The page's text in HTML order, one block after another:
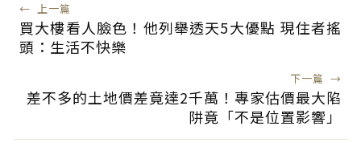
← 上一篇
買大樓看人臉色！他列舉透天5大優點 現住者搖
頭：生活不快樂
下一篇 →
差不多的土地價差竟達2千萬！專家估價最大陷
阱竟「不是位置影響」